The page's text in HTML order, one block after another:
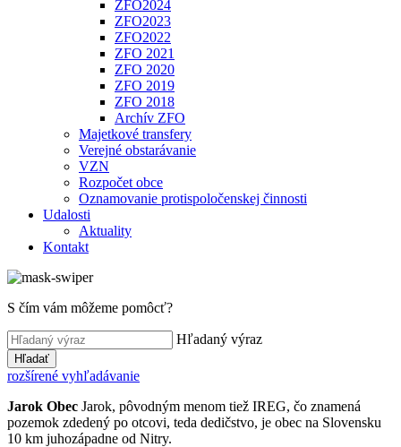
ZFO2024
ZFO2023
ZFO2022
ZFO 2021
ZFO 2020
ZFO 2019
ZFO 2018
Archív ZFO
Majetkové transfery
Verejné obstarávanie
VZN
Rozpočet obce
Oznamovanie protispoločenskej činnosti
Udalosti
Aktuality
Kontakt
S čím vám môžeme pomôcť?
Hľadaný výraz
Hľadať
rozšírené vyhľadávanie
Jarok Obec Jarok, pôvodným menom tiež IREG, čo znamená
pozemok zdedený po otcovi, teda dedičstvo, je obec na Slovensku
10 km juhozápadne od Nitry.